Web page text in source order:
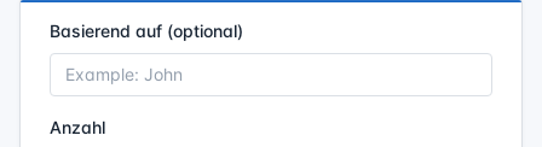
Basierend auf (optional)
Anzahl